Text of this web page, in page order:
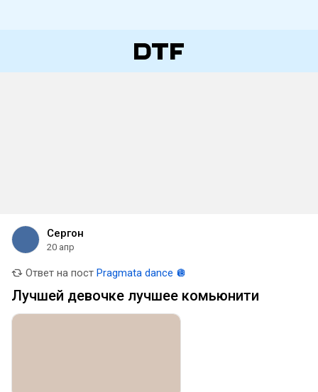
Сергон
20 апр
Ответ на пост Pragmata dance 🪩
Лучшей девочке лучшее комьюнити